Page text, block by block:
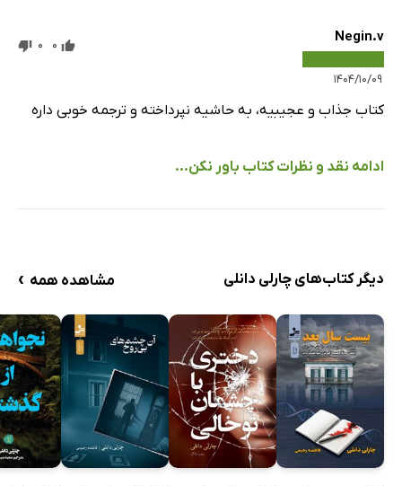
Negin.v
۱۴۰۴/۱۰/۰۹
0
0
کتاب جذاب و عجیبیه، به حاشیه نپرداخته و ترجمه خوبی داره
ادامه نقد و نظرات کتاب باور نکن...
دیگر کتاب‌های چارلی دانلی مشاهده همه ›